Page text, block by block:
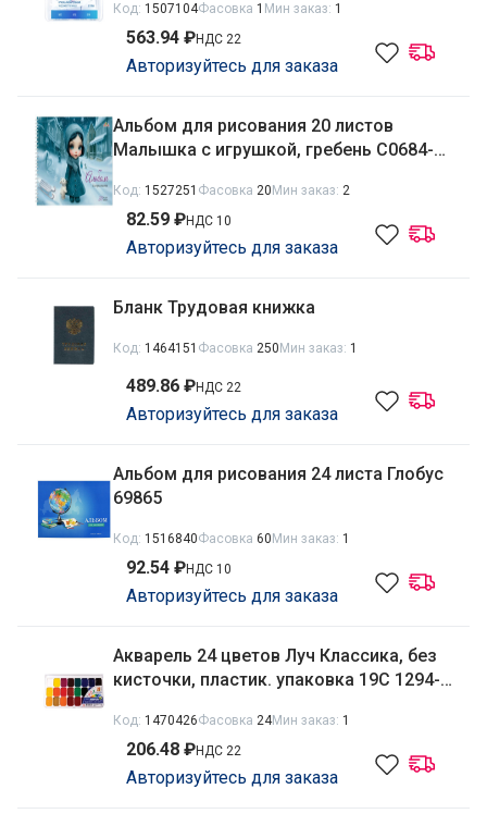
Код: 1507104Фасовка 1 Мин заказ: 1
563.94 ₽НДС 22
Авторизуйтесь для заказа
Альбом для рисования 20 листов
Малышка с игрушкой, гребень С0684-
Код: 1527251 Фасовка 20 Мин заказ: 2
82.59 ₽НДС 10
Авторизуйтесь для заказа
Бланк Трудовая книжка
Код: 1464151 Фасовка 250 Мин заказ: 1
489.86 ₽НДС 22
Авторизуйтесь для заказа
Альбом для рисования 24 листа Глобус
69865
Код: 1516840Фасовка 60 Мин заказ: 1
92.54 ₽НДС 10
Авторизуйтесь для заказа
Акварель 24 цветов Луч Классика, без
кисточки, пластик. упаковка 19С 1294-
Код: 1470426Фасовка 24Мин заказ: 1
206.48 ₽НДС 22
Авторизуйтесь для заказа